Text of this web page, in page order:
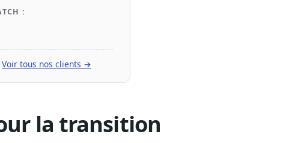
:
Voir tous nos clients →
la transition